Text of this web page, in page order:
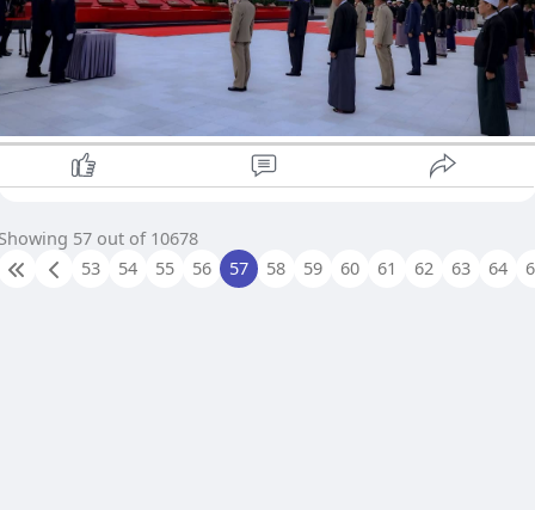
57 out of 10678
53
54 55 56 57 58 59 60 61 62 63 64